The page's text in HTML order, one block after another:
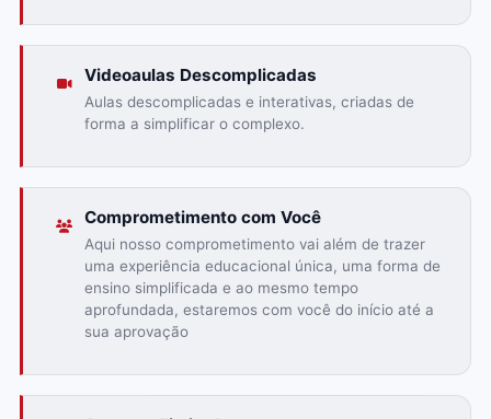
Videoaulas Descomplicadas
Aulas descomplicadas e interativas, criadas de
forma a simplificar o complexo.
Comprometimento com Você
Aqui nosso comprometimento vai além de trazer
uma experiência educacional única, uma forma de
ensino simplificada e ao mesmo tempo
aprofundada, estaremos com você do início até a
sua aprovação